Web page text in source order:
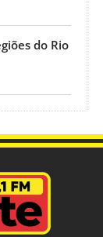
do Rio